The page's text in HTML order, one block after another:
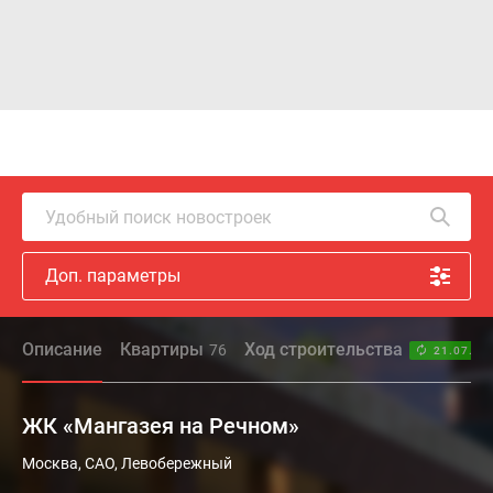
Удобный поиск новостроек
Доп. параметры
Описание Квартиры 76 Ход строительства 21.07.26
ЖК «Мангазея на Речном»
Камерный
Москва, САО, Левобережный